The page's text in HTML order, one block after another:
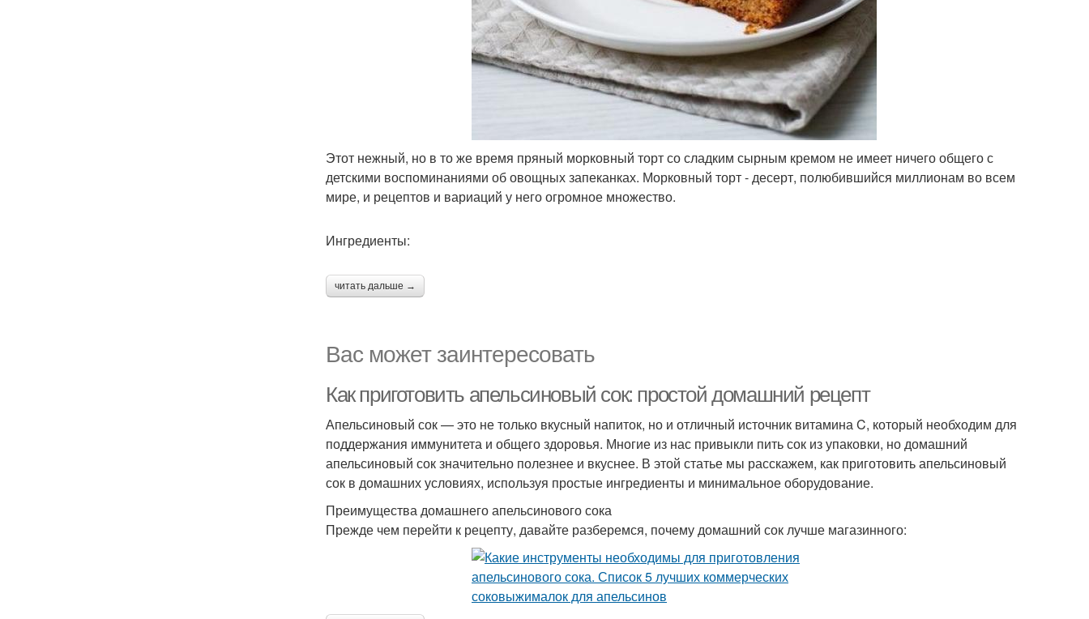
Этот нежный, но в то же время пряный морковный торт со сладким сырным кремом не имеет ничего общего с
детскими воспоминаниями об овощных запеканках. Морковный торт - десерт, полюбившийся миллионам во всем
мире, и рецептов и вариаций у него огромное множество.
Ингредиенты:
читать дальше →
Вас может заинтересовать
Как приготовить апельсиновый сок: простой домашний рецепт
Апельсиновый сок — это не только вкусный напиток, но и отличный источник витамина C, который необходим для
поддержания иммунитета и общего здоровья. Многие из нас привыкли пить сок из упаковки, но домашний
апельсиновый сок значительно полезнее и вкуснее. В этой статье мы расскажем, как приготовить апельсиновый
сок в домашних условиях, используя простые ингредиенты и минимальное оборудование.
Преимущества домашнего апельсинового сока
Прежде чем перейти к рецепту, давайте разберемся, почему домашний сок лучше магазинного: